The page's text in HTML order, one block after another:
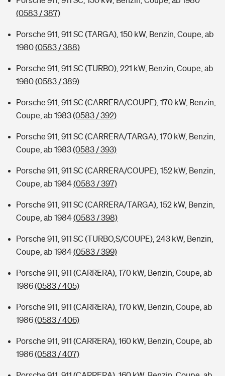
(0583 / 387)
Porsche 911, 911 SC (TARGA), 150 kW, Benzin, Coupe, ab
1980(0583 / 388)
Porsche 911, 911 SC (TURBO), 221 kW, Benzin, Coupe, ab
1980(0583 / 389)
Porsche 911, 911 SC (CARRERA/COUPE), 170 kW, Benzin,
Coupe, ab 1983(0583 / 392)
Porsche 911, 911 SC (CARRERA/TARGA), 170 kW, Benzin,
Coupe, ab 1983(0583 / 393)
Porsche 911, 911 SC (CARRERA/COUPE), 152 kW, Benzin,
Coupe, ab 1984(0583 / 397)
Porsche 911, 911 SC (CARRERA/TARGA), 152 kW, Benzin,
Coupe, ab 1984(0583 / 398)
Porsche 911, 911 SC (TURBO,S/COUPE), 243 kW, Benzin,
Coupe, ab 1984(0583 / 399)
Porsche 911, 911 (CARRERA), 170 kW, Benzin, Coupe, ab
1986(0583 / 405)
Porsche 911, 911 (CARRERA), 170 kW, Benzin, Coupe, ab
1986(0583 / 406)
Porsche 911, 911 (CARRERA), 160 kW, Benzin, Coupe, ab
1986(0583 / 407)